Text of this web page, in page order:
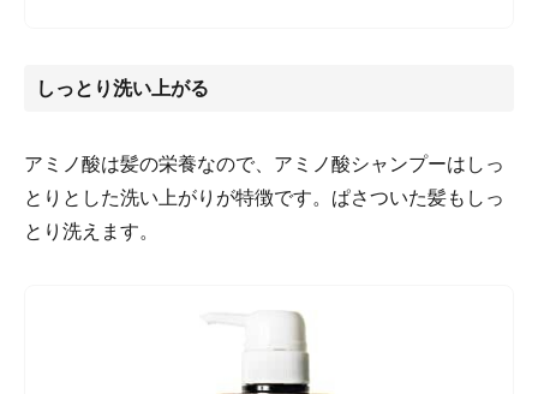
す。
しツヤ髪へ導きます。さらに、日本人の黒髪に着目し、アシタ
バエキスを配合&ザクロエキスが女性のゆらぎをケアし、頭皮
や髪を健やかに保ちます。
バブ・ツバキ・マルーラ・アルガン・マカダミアナッツ・オリ
ーブ）とボタニカルエキス8種を厳選配合し、髪の水分バラン
スを整えるので広がりやうねりもするんと素直にまとまりま
しっとり洗い上がる
アミノ酸は髪の栄養なので、アミノ酸シャンプーはしっ
とりとした洗い上がりが特徴です。ぱさついた髪もしっ
とり洗えます。